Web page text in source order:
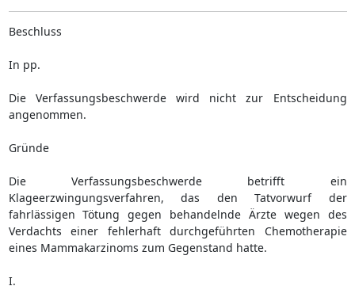
Beschluss
In pp.
Die Verfassungsbeschwerde wird nicht zur Entscheidung
angenommen.
Gründe
Die Verfassungsbeschwerde betrifft ein
Klageerzwingungsverfahren, das den Tatvorwurf der
fahrlässigen Tötung gegen behandelnde Ärzte wegen des
Verdachts einer fehlerhaft durchgeführten Chemotherapie
eines Mammakarzinoms zum Gegenstand hatte.
I.